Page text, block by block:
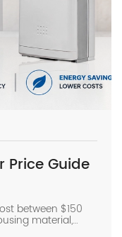
Price Guide
between $150
material,
certifications. For